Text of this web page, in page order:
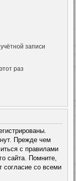
записи
раз
Прежде чем
с правилами
сайта. Помните,
согласие со всеми